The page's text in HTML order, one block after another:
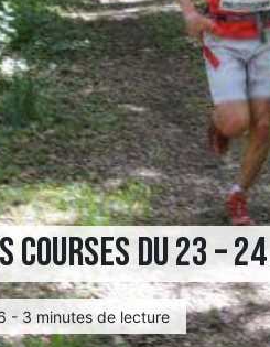
courses du 23 –
- 3 minutes de lecture